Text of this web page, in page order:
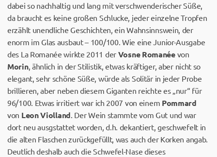
dabei so nachhaltig und lang mit verschwenderischer Süße,
da braucht es keine großen Schlucke, jeder einzelne Tropfen
erzählt unendliche Geschichten, ein Wahnsinnswein, der
enorm im Glas ausbaut – 100/100. Wie eine Junior-Ausgabe
des La Romanée wirkte 2011 der Vosne Romanéevon
Morin, ähnlich in der Stilistik, etwas kräftiger, aber nicht so
elegant, sehr schöne Süße, würde als Solitär in jeder Probe
brillieren, aber neben diesem Giganten reichte es „nur“ für
96/100. Etwas irritiert war ich 2007 von einem Pommard
von Leon Violland. Der Wein stammte vom Gut und war
dort neu ausgstattet worden, d.h. dekantiert, geschwefelt in
die alten Flaschen zurückgefüllt, was auch der Korken angab.
Deutlich deshalb auch die Schwefel-Nase dieses